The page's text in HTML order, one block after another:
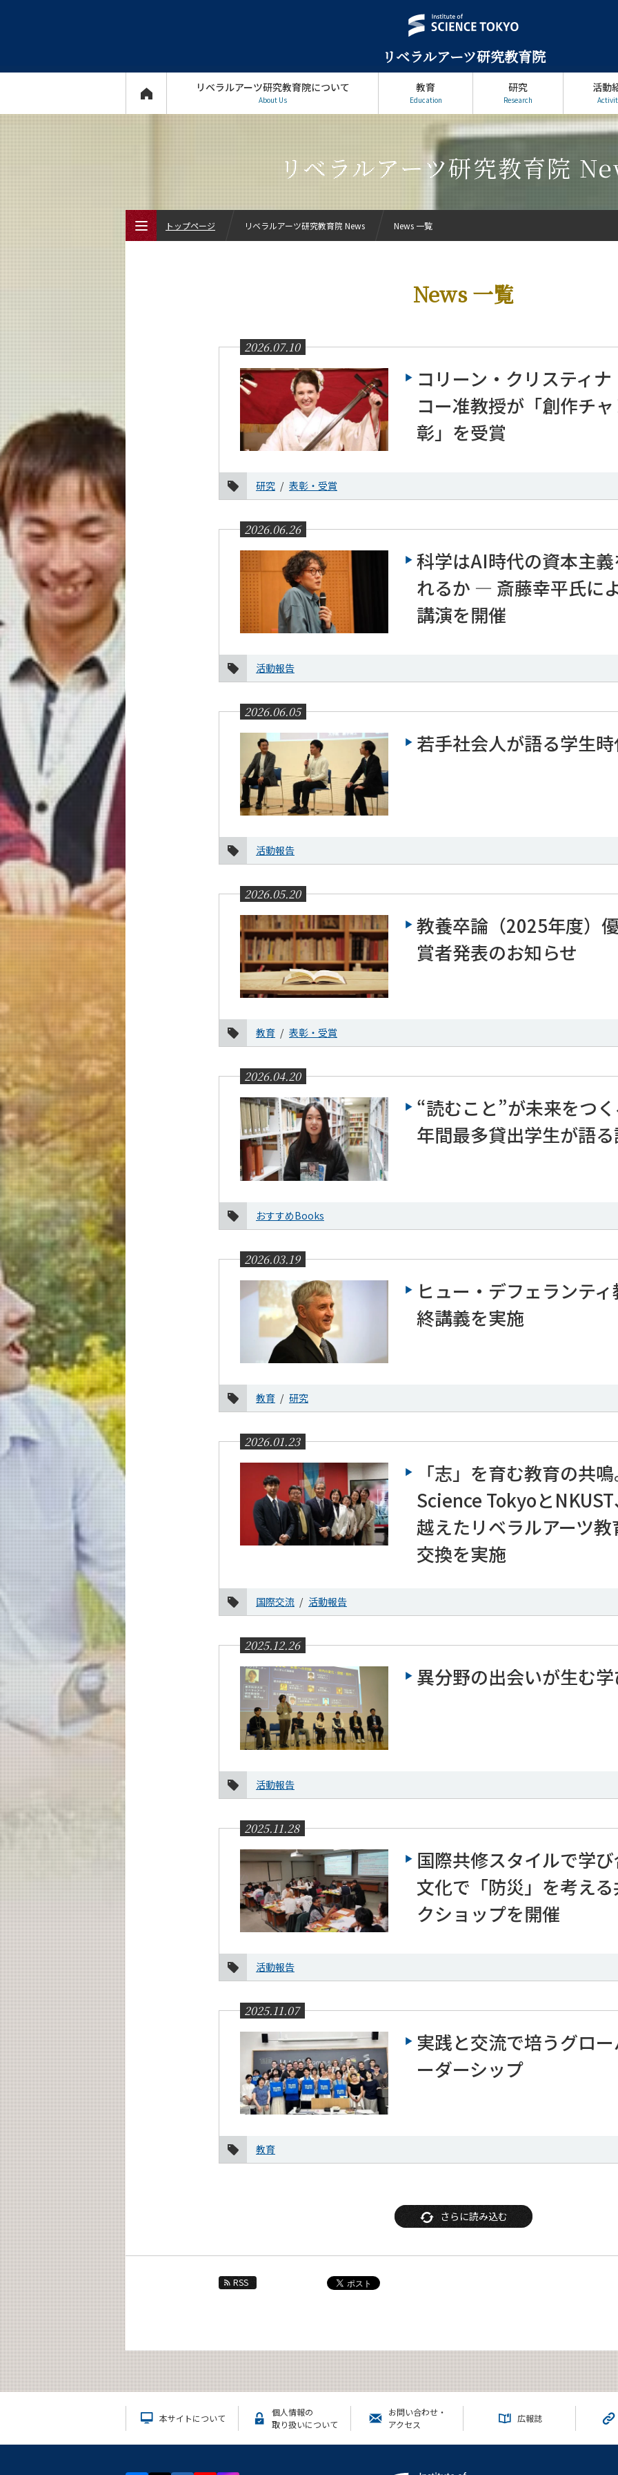
リベラルアーツ研究教育院
リベラルアーツ研究教育院について
About Us
教育
Education
研究
Research
活動
リベラルアーツ研究教育院
News 一覧
2026.07.10
コリーン・クリスティ
コー准教授が「創作チ
彰」を受賞
研究 表彰・受賞
2026.06.26
科学はAI時代の資本主
れるか ― 斎藤幸平氏に
講演を開催
活動報告
2026.06.05
若手社会人が語る学生
活動報告
2026.05.20
教養卒論（2025年度）
賞者発表のお知らせ
教育 表彰・受賞
2026.04.20
“読むこと”が未来をつ
年間最多貸出学生が語
おすすめBooks
2026.03.19
ヒュー・デフェランテ
終講義を実施
教育 研究
2026.01.23
「志」を育む教育の共
Science Tokyoと
越えたリベラルアーツ
交換を実施
国際交流 活動報告
2025.12.26
異分野の出会いが生む
活動報告
2025.11.28
国際共修スタイルで学
文化で「防災」を考え
クショップを開催
活動報告
2025.11.07
実践と交流で培うグロ
ーダーシップ
教育
さらに読み込む
RSS
本サイトについて
個人情報の
取り扱いについて
お問い合わせ・
アクセス
広報誌
トップページ リベラルアーツ研究教育院 News News 一覧
リベラルアーツ研究教育院 News
イベントカレンダー